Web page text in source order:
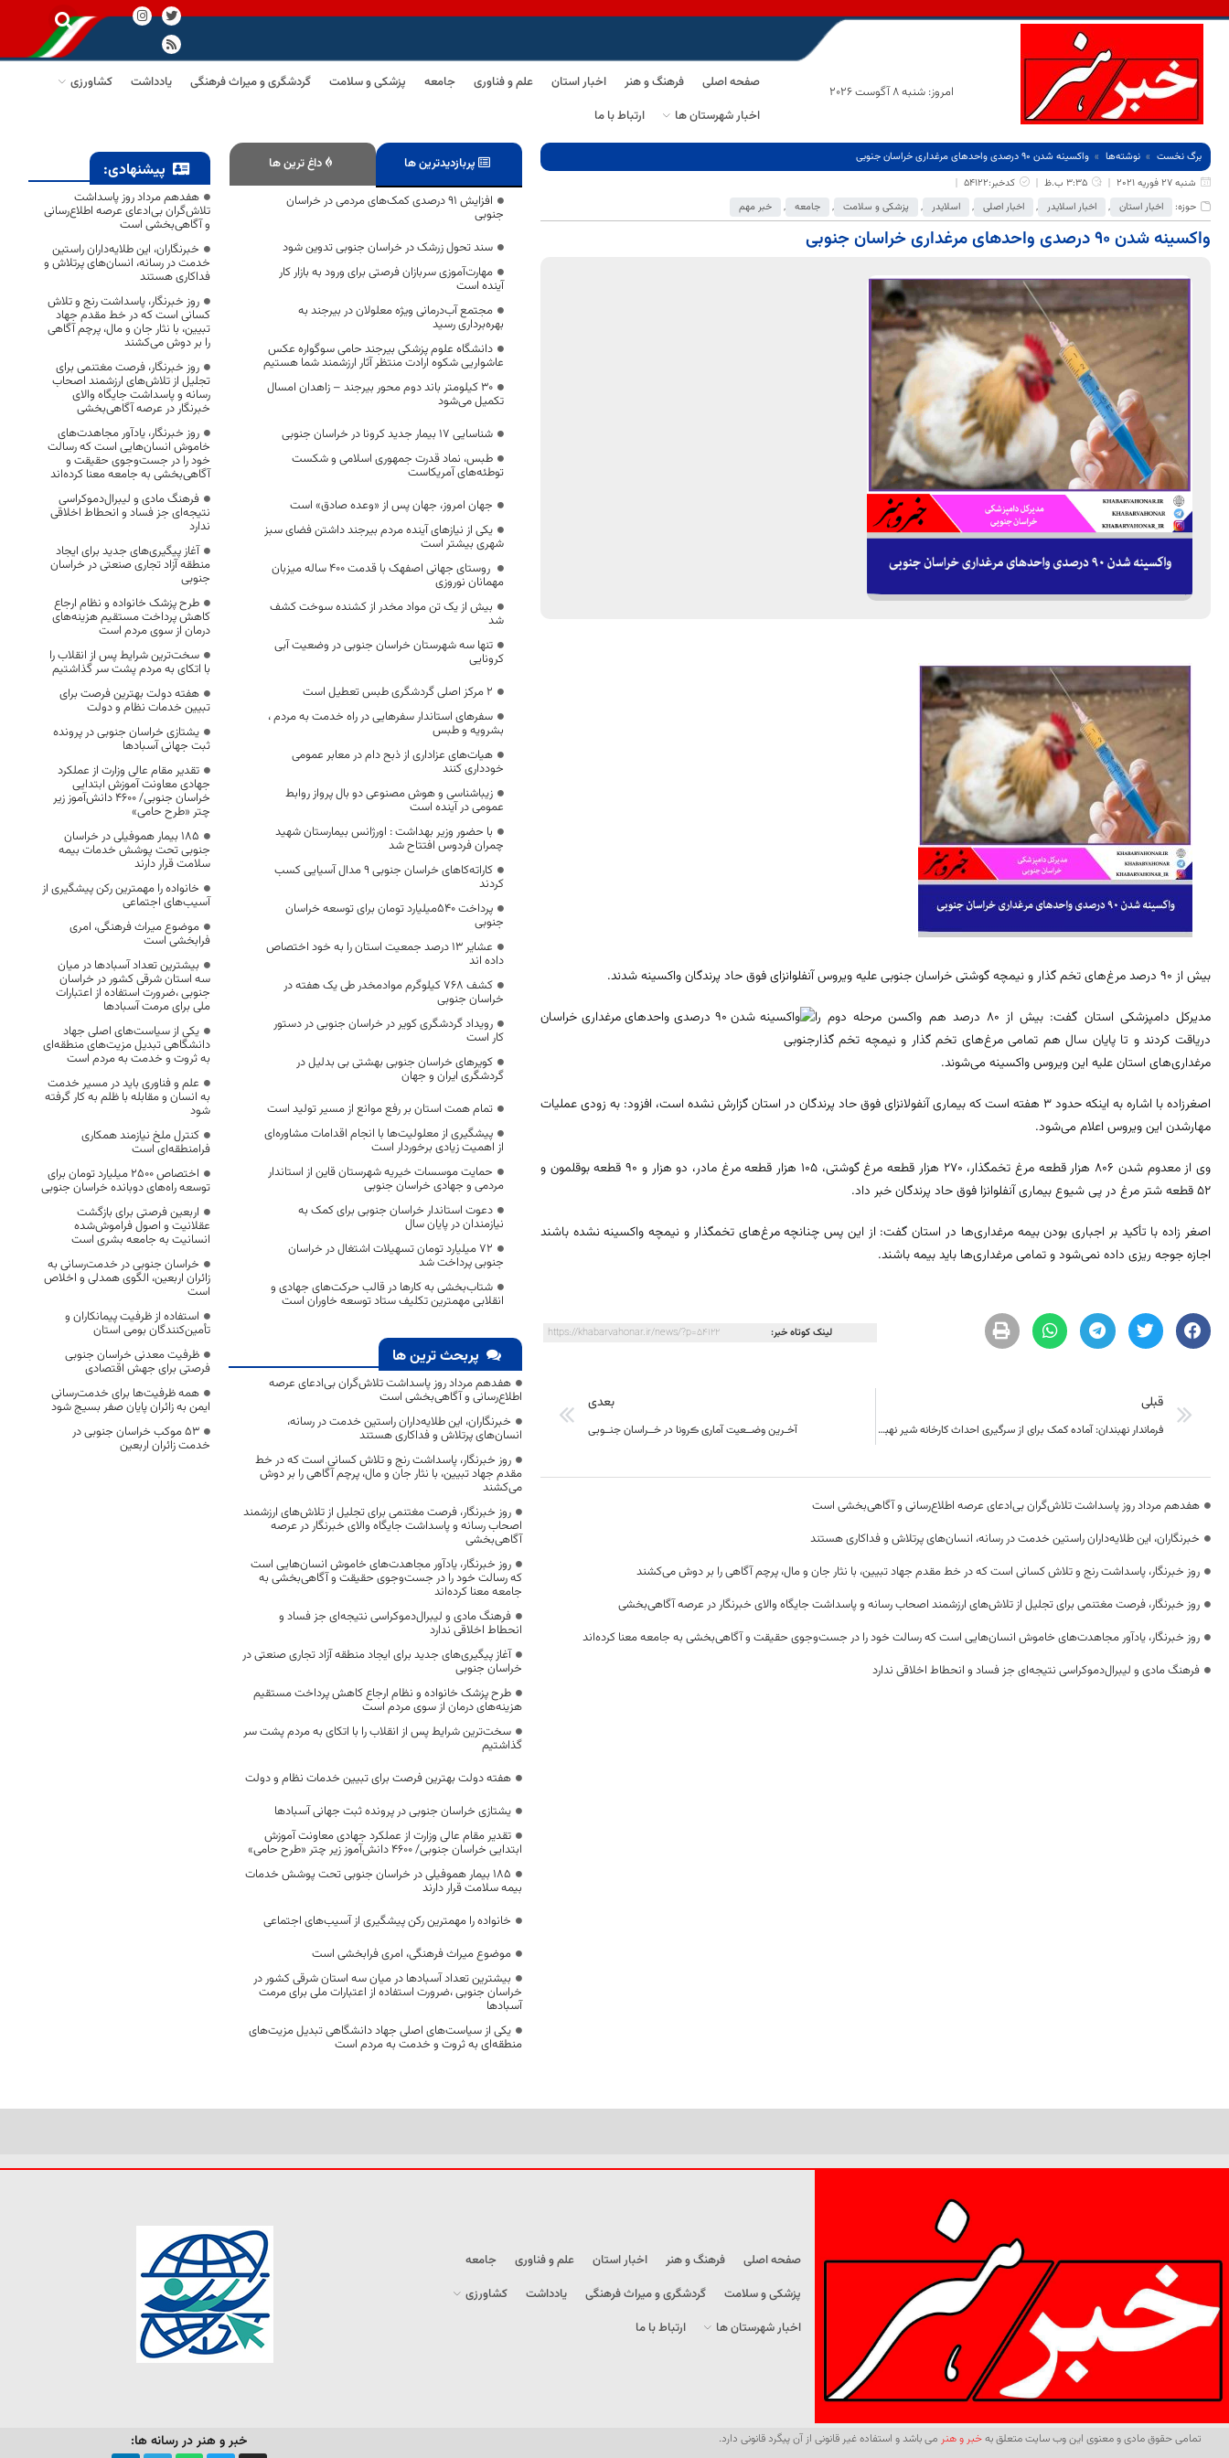
امروز: شنبه 8 آگوست 2026
صفحه اصلی فرهنگ و هنر اخبار استان علم و فناوری جامعه پزشکی و سلامت گردشگری و میراث فرهنگی یادداشت
کشاورزی
اخبار شهرستان ها
ارتباط با ما
برگ نخست نوشته‌ها
واکسینه شدن ۹۰ درصدی واحد‌های مرغداری خراسان جنوبی
شنبه 27 فوریه 2021
3:35 ب.ظ
کدخبر:54122
حوزه:
اخبار استان , اخبار اسلایدر , اخبار اصلی , اسلایدر , پزشکی و سلامت , جامعه , خبر مهم
واکسینه شدن ۹۰ درصدی واحد‌های مرغداری خراسان جنوبی
بیش از ۹۰ درصد مرغ‌های تخم گذار و نیمچه گوشتی خراسان جنوبی علیه ویروس آنفلوانزای فوق حاد پرندگان واکسینه شدند.
مدیرکل دامپزشکی استان گفت: بیش از ۸۰
درصد هم واکسن مرحله دوم را
دریاقت کردند و تا پایان سال هم تمامی مرغ‌های تخم گذار و نیمچه تخم گذار
مرغداری‌های استان علیه این ویروس واکسینه می‌شوند.
اصغرزاده با اشاره به اینکه حدود ۳ هفته است که بیماری آنفولانزای فوق حاد پرندگان در استان گزارش نشده است، افزود: به زودی عملیات
مهارشدن این ویروس اعلام می‌شود.
وی از معدوم شدن ۸۰۶ هزار قطعه مرغ تخمگذار، ۲۷۰ هزار قطعه مرغ گوشتی، ۱۰۵ هزار قطعه مرغ مادر، دو هزار و ۹۰ قطعه بوقلمون و
۵۲ قطعه شتر مرغ در پی شیوع بیماری آنفلوانزا فوق حاد پرندگان خبر داد.
اصغر زاده با تأکید بر اجباری بودن بیمه مرغداری‌ها در استان گفت: از این پس چنانچه مرغ‌های تخمگذار و نیمچه واکسینه نشده باشند
اجازه‌ جوجه ریزی داده نمی‌شود و تمامی مرغداری‌ها باید بیمه باشند.
لینک کوتاه خبر: https://khabarvahonar.ir/news/?p=54122
قبلی
فرماندار نهبندان: آماده کمک برای از سرگیری احداث کارخانه شیر نهبندان هستیم
بعدی
آخـرین وضــعیت آماری ڪرونا در خــراسان جنــوبی
هفدهم مرداد روز پاسداشت تلاش‌گران بی‌ادعای عرصه اطلاع‌رسانی و آگاهی‌بخشی است
خبرنگاران، این طلایه‌داران راستین خدمت در رسانه، انسان‌های پرتلاش و فداکاری هستند
روز خبرنگار، پاسداشت رنج و تلاش کسانی است که در خط مقدم جهاد تبیین، با نثار جان و مال، پرچم آگاهی را بر دوش می‌کشند
روز خبرنگار، فرصت مغتنمی برای تجلیل از تلاش‌های ارزشمند اصحاب رسانه و پاسداشت جایگاه والای خبرنگار در عرصه آگاهی‌بخشی
روز خبرنگار، یادآور مجاهدت‌های خاموش انسان‌هایی است که رسالت خود را در جست‌وجوی حقیقت و آگاهی‌بخشی به جامعه معنا کرده‌اند
فرهنگ مادی و لیبرال‌دموکراسی نتیجه‌ای جز فساد و انحطاط اخلاقی ندارد
پربازدیدترین ها داغ ترین ها
افزایش ۹۱ درصدی کمک‌های مردمی در خراسان
جنوبی
سند تحول زرشک در خراسان جنوبی تدوین شود
مهارت‌آموزی سربازان فرصتی برای ورود به بازار کار
آینده است
مجتمع آب‌درمانی ویژه معلولان در بیرجند به
بهره‌برداری رسید
دانشگاه علوم پزشکی بیرجند حامی سوگواره عکس
عاشواریی شکوه ارادت منتظر آثار ارزشمند شما هستیم
۳۰ کیلومتر باند دوم محور بیرجند – زاهدان امسال
تکمیل می‌شود
شناسایی 17 بیمار جدید کرونا در خراسان جنوبی
طبس، نماد قدرت جمهوری اسلامی و شکست
توطئه‌های آمریکاست
جهان امروز، جهان پس از «وعده صادق» است
یکی از نیازهای آینده مردم بیرجند داشتن فضای سبز
شهری بیشتر است
روستای جهانی اصفهک با قدمت ۴۰۰ ساله میزبان
مهمانان نوروزی
بیش از یک تن مواد مخدر از کشنده سوخت کشف
شد
تنها سه شهرستان خراسان جنوبی در وضعیت آبی
کرونایی
۲ مرکز اصلی گردشگری طبس تعطیل است
سفرهای استاندار سفرهایی در راه خدمت به مردم ،
بشرویه و طبس
هیات‌های عزاداری از ذبح دام در معابر عمومی
خودداری کنند
زیباشناسی و هوش مصنوعی دو بال پرواز روابط
عمومی در آینده است
با حضور وزیر بهداشت : اورژانس بیمارستان شهید
چمران فردوس افتتاح شد
کاراته‌کاهای خراسان جنوبی ۹ مدال آسیایی کسب
کردند
پرداخت ۵۴۰میلیارد تومان برای توسعه خراسان
جنوبی
عشایر 13 درصد جمعیت استان را به خود اختصاص
داده اند
کشف 768 کیلوگرم موادمخدر طی یک هفته در
خراسان جنوبی
رویداد گردشگری کویر در خراسان جنوبی در دستور
کار است
کویرهای خراسان جنوبی بهشتی بی بدلیل در
گردشگری ایران و جهان
تمام همت استان بر رفع موانع از مسیر تولید است
پیشگیری از معلولیت‌ها با انجام اقدامات مشاوره‌ای
از اهمیت زیادی برخوردار است
حمایت موسسات خیریه شهرستان قاین از استاندار
مردمی و جهادی خراسان جنوبی
دعوت استاندار خراسان‌ جنوبی برای کمک به
نیازمندان در پایان سال
۷۲ میلیارد تومان تسهیلات اشتغال در خراسان
جنوبی پرداخت شد
شتاب‌بخشی به کارها در قالب حرکت‌های جهادی و
انقلابی مهمترین تکلیف ستاد توسعه خاوران است
پربحث ترین ها
هفدهم مرداد روز پاسداشت تلاش‌گران بی‌ادعای عرصه
اطلاع‌رسانی و آگاهی‌بخشی است
خبرنگاران، این طلایه‌داران راستین خدمت در رسانه،
انسان‌های پرتلاش و فداکاری هستند
روز خبرنگار، پاسداشت رنج و تلاش کسانی است که در خط
مقدم جهاد تبیین، با نثار جان و مال، پرچم آگاهی را بر دوش
می‌کشند
روز خبرنگار، فرصت مغتنمی برای تجلیل از تلاش‌های ارزشمند
اصحاب رسانه و پاسداشت جایگاه والای خبرنگار در عرصه
آگاهی‌بخشی
روز خبرنگار، یادآور مجاهدت‌های خاموش انسان‌هایی است
که رسالت خود را در جست‌وجوی حقیقت و آگاهی‌بخشی به
جامعه معنا کرده‌اند
فرهنگ مادی و لیبرال‌دموکراسی نتیجه‌ای جز فساد و
انحطاط اخلاقی ندارد
آغاز پیگیری‌های جدید برای ایجاد منطقه آزاد تجاری صنعتی در
خراسان جنوبی
طرح پزشک خانواده و نظام ارجاع کاهش پرداخت مستقیم
هزینه‌های درمان از سوی مردم است
سخت‌ترین شرایط پس از انقلاب را با اتکای به مردم پشت سر
گذاشتیم
هفته دولت بهترین فرصت برای تبیین خدمات نظام و دولت
یشتازی خراسان جنوبی در پرونده ثبت جهانی آسبادها
تقدیر مقام عالی وزارت از عملکرد جهادی معاونت آموزش
ابتدایی خراسان جنوبی/ ۴۶۰۰ دانش‌آموز زیر چتر «طرح حامی»
۱۸۵ بیمار هموفیلی در خراسان جنوبی تحت پوشش خدمات
بیمه سلامت قرار دارند
خانواده را مهمترین رکن پیشگیری از آسیب‌های اجتماعی
موضوع میراث فرهنگی، امری فرابخشی است
بیشترین تعداد آسبادها در میان سه استان شرقی کشور در
خراسان جنوبی ،ضرورت استفاده از اعتبارات ملی برای مرمت
آسبادها
یکی از سیاست‌های اصلی جهاد دانشگاهی تبدیل مزیت‌های
منطقه‌ای به ثروت و خدمت به مردم است
پیشنهادی:
هفدهم مرداد روز پاسداشت
تلاش‌گران بی‌ادعای عرصه اطلاع‌رسانی
و آگاهی‌بخشی است
خبرنگاران، این طلایه‌داران راستین
خدمت در رسانه، انسان‌های پرتلاش و
فداکاری هستند
روز خبرنگار، پاسداشت رنج و تلاش
کسانی است که در خط مقدم جهاد
تبیین، با نثار جان و مال، پرچم آگاهی
را بر دوش می‌کشند
روز خبرنگار، فرصت مغتنمی برای
تجلیل از تلاش‌های ارزشمند اصحاب
رسانه و پاسداشت جایگاه والای
خبرنگار در عرصه آگاهی‌بخشی
روز خبرنگار، یادآور مجاهدت‌های
خاموش انسان‌هایی است که رسالت
خود را در جست‌وجوی حقیقت و
آگاهی‌بخشی به جامعه معنا کرده‌اند
فرهنگ مادی و لیبرال‌دموکراسی
نتیجه‌ای جز فساد و انحطاط اخلاقی
ندارد
آغاز پیگیری‌های جدید برای ایجاد
منطقه آزاد تجاری صنعتی در خراسان
جنوبی
طرح پزشک خانواده و نظام ارجاع
کاهش پرداخت مستقیم هزینه‌های
درمان از سوی مردم است
سخت‌ترین شرایط پس از انقلاب را
با اتکای به مردم پشت سر گذاشتیم
هفته دولت بهترین فرصت برای
تبیین خدمات نظام و دولت
یشتازی خراسان جنوبی در پرونده
ثبت جهانی آسبادها
تقدیر مقام عالی وزارت از عملکرد
جهادی معاونت آموزش ابتدایی
خراسان جنوبی/ ۴۶۰۰ دانش‌آموز زیر
چتر «طرح حامی»
۱۸۵ بیمار هموفیلی در خراسان
جنوبی تحت پوشش خدمات بیمه
سلامت قرار دارند
خانواده را مهمترین رکن پیشگیری از
آسیب‌های اجتماعی
موضوع میراث فرهنگی، امری
فرابخشی است
بیشترین تعداد آسبادها در میان
سه استان شرقی کشور در خراسان
جنوبی ،ضرورت استفاده از اعتبارات
ملی برای مرمت آسبادها
یکی از سیاست‌های اصلی جهاد
دانشگاهی تبدیل مزیت‌های منطقه‌ای
به ثروت و خدمت به مردم است
علم و فناوری باید در مسیر خدمت
به انسان و مقابله با ظلم به کار گرفته
شود
کنترل ملخ نیازمند همکاری
فرامنطقه‌ای است
اختصاص 2500 میلیارد تومان برای
توسعه راه‌های دوبانده خراسان جنوبی
اربعین فرصتی برای بازگشت
عقلانیت و اصول فراموش‌شده
انسانیت به جامعه بشری است
خراسان جنوبی در خدمت‌رسانی به
زائران اربعین، الگوی همدلی و اخلاص
است
استفاده از ظرفیت پیمانکاران و
تأمین‌کنندگان بومی استان
ظرفیت معدنی خراسان جنوبی
فرصتی برای جهش اقتصادی
همه ظرفیت‌ها برای خدمت‌رسانی
ایمن به زائران پایان صفر بسیج شود
53 موکب خراسان جنوبی در
خدمت زائران اربعین
صفحه اصلی فرهنگ و هنر اخبار استان علم و فناوری
جامعه
پزشکی و سلامت
گردشگری و میراث فرهنگی یادداشت
کشاورزی
اخبار شهرستان ها
ارتباط با ما
تمامی حقوق مادی و معنوی این وب سایت متعلق بهخبر و هنر می باشد و استفاده غیر قانونی از آن پیگرد قانونی دارد. خبر و هنر در رسانه ها: